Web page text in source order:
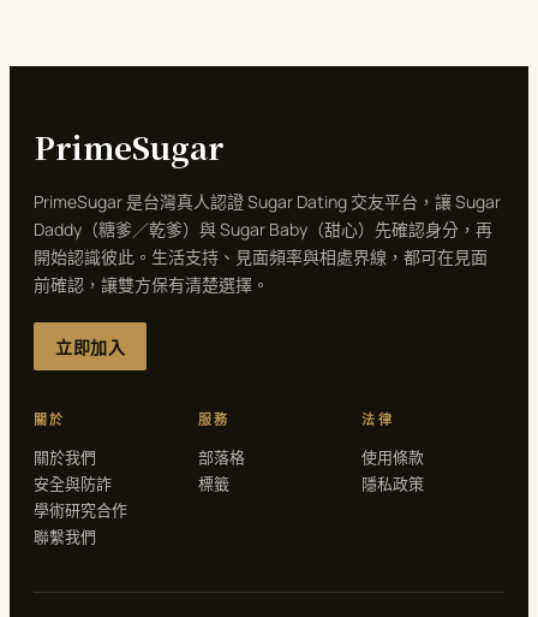
PrimeSugar
PrimeSugar 是台灣真人認證 Sugar Dating 交友平台，讓 Sugar
Daddy（糖爹／乾爹）與 Sugar Baby（甜心）先確認身分，再
開始認識彼此。生活支持、見面頻率與相處界線，都可在見面
前確認，讓雙方保有清楚選擇。
立即加入
關於
關於我們
安全與防詐
學術研究合作
聯繫我們
服務
部落格
標籤
法律
使用條款
隱私政策